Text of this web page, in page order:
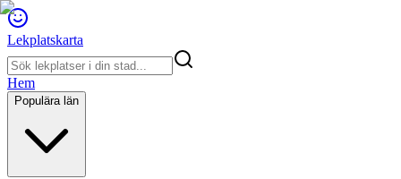
Lekplatskarta
Hem
Populära län